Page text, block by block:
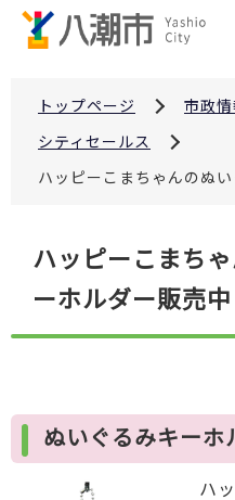
トップページ 市政情
シティセールス
ハッピーこまちゃんのぬ
ハッピーこまち
ーホルダー販売中
ぬいぐるみキーホ
ハ